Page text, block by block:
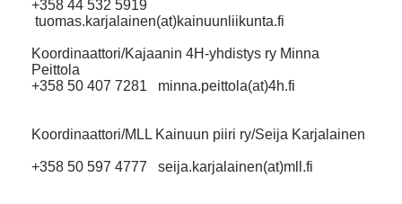
+358 44 532 5919
tuomas.karjalainen(at)kainuunliikunta.fi
Koordinaattori/Kajaanin 4H-yhdistys ry Minna
Peittola
+358 50 407 7281 minna.peittola(at)4h.fi
Koordinaattori/MLL Kainuun piiri ry/Seija Karjalainen
+358 50 597 4777 seija.karjalainen(at)mll.fi